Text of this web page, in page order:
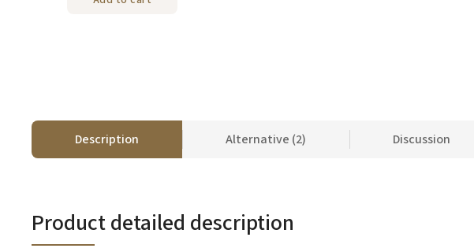
Description Alternative (2) Discussion
Product detailed description